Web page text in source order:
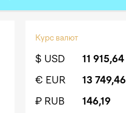
Курс валют
$ USD 11 915,64
€ EUR
13 749,46
₽ RUB
146,19